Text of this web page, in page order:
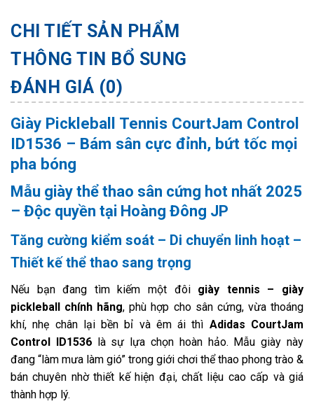
CHI TIẾT SẢN PHẨM
THÔNG TIN BỔ SUNG
ĐÁNH GIÁ (0)
Giày Pickleball Tennis CourtJam Control
ID1536 – Bám sân cực đỉnh, bứt tốc mọi
pha bóng
Mẫu giày thể thao sân cứng hot nhất 2025
– Độc quyền tại Hoàng Đông JP
Tăng cường kiểm soát – Di chuyển linh hoạt –
Thiết kế thể thao sang trọng
Nếu bạn đang tìm kiếm một đôi giày tennis – giày
pickleball chính hãng, phù hợp cho sân cứng, vừa thoáng
khí, nhẹ chân lại bền bỉ và êm ái thì Adidas CourtJam
Control ID1536là sự lựa chọn hoàn hảo. Mẫu giày này
đang “làm mưa làm gió” trong giới chơi thể thao phong trào &
bán chuyên nhờ thiết kế hiện đại, chất liệu cao cấp và giá
thành hợp lý.